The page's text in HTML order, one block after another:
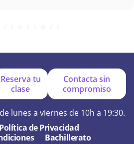
Reserva tu
clase
Contacta sin
compromiso
lunes a viernes de 10h a 19:30.
Política de Privacidad
Bachillerato